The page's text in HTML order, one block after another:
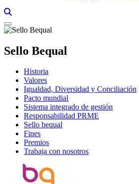
Sello Bequal
Historia
Valores
Igualdad, Diversidad y Conciliación
Pacto mundial
Sistema integrado de gestión
Responsabilidad PRME
Sello bequal
Fines
Premios
Trabaja con nosotros